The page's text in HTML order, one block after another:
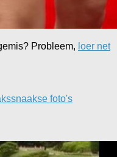
Probleem, loer net
snaakse foto's